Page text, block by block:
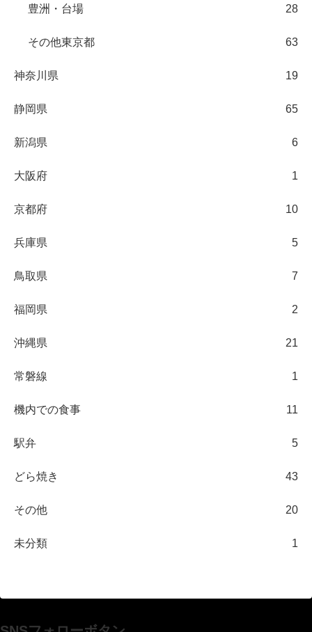
豊洲・台場 28
その他東京都 63
神奈川県 19
静岡県 65
新潟県 6
大阪府 1
京都府 10
兵庫県 5
鳥取県 7
福岡県 2
沖縄県 21
常磐線 1
機内での食事 11
駅弁 5
どら焼き 43
その他 20
未分類 1